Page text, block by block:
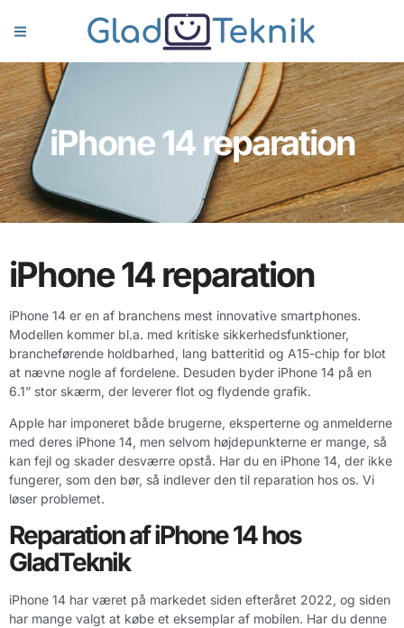
iPhone 14 reparation
iPhone 14 reparation
iPhone 14 er en af branchens mest innovative smartphones.
Modellen kommer bl.a. med kritiske sikkerhedsfunktioner,
brancheførende holdbarhed, lang batteritid og A15-chip for blot
at nævne nogle af fordelene. Desuden byder iPhone 14 på en
6.1” stor skærm, der leverer flot og flydende grafik.
Apple har imponeret både brugerne, eksperterne og anmelderne
med deres iPhone 14, men selvom højdepunkterne er mange, så
kan fejl og skader desværre opstå. Har du en iPhone 14, der ikke
fungerer, som den bør, så indlever den til reparation hos os. Vi
løser problemet.
Reparation af iPhone 14 hos
GladTeknik
iPhone 14 har været på markedet siden efteråret 2022, og siden
har mange valgt at købe et eksemplar af mobilen. Har du denne